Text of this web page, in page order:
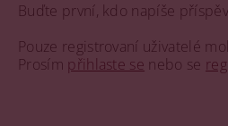
Buďte první, kdo napíše
Pouze registrovaní uživatelé
Prosím přihlaste se nebo se